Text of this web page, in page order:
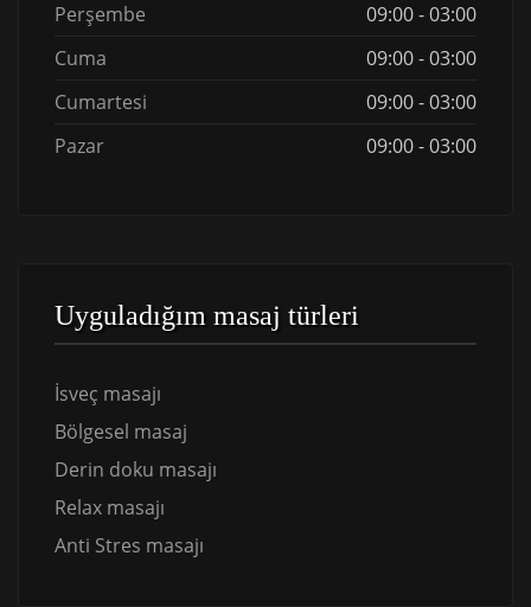
Perşembe
09:00 - 03:00
Cuma
09:00 - 03:00
Cumartesi
09:00 - 03:00
Pazar
09:00 - 03:00
Uyguladığım masaj türleri
İsveç masajı
Bölgesel masaj
Derin doku masajı
Relax masajı
Anti Stres masajı